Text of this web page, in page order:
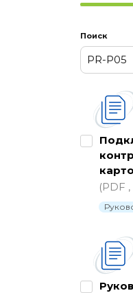
Поиск
(PDF